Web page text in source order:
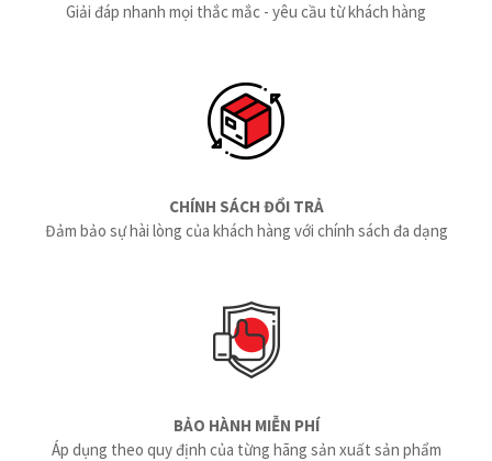
Giải đáp nhanh mọi thắc mắc - yêu cầu từ khách hàng
CHÍNH SÁCH ĐỔI TRẢ
Đảm bảo sự hài lòng của khách hàng với chính sách đa dạng
BẢO HÀNH MIỄN PHÍ
Áp dụng theo quy định của từng hãng sản xuất sản phẩm